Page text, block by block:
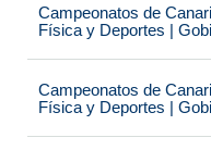
Campeonatos de
Física y Deportes |
Campeonatos de
Física y Deportes |